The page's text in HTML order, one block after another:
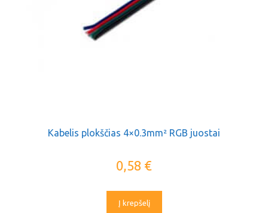
Kabelis plokščias 4×0.3mm² RGB juostai
0,58 €
Į krepšelį